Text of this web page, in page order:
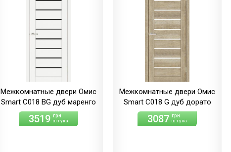
Межкомнатные двери Омис
Smart С018 BG дуб маренго
3519 грн
штука
Межкомнатные двери Омис
Smart С018 G дуб дорато
3087 грн
штука